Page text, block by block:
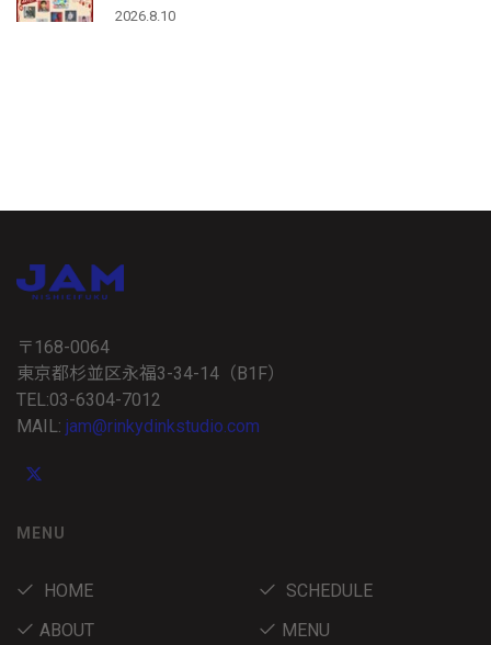
2026.8.10
〒168-0064
東京都杉並区永福3-34-14（B1F）
TEL:03-6304-7012
MAIL: jam@rinkydinkstudio.com
MENU
HOME
SCHEDULE
ABOUT
MENU